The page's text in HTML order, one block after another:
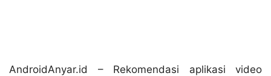
AndroidAnyar.id – Rekomendasi aplikasi video